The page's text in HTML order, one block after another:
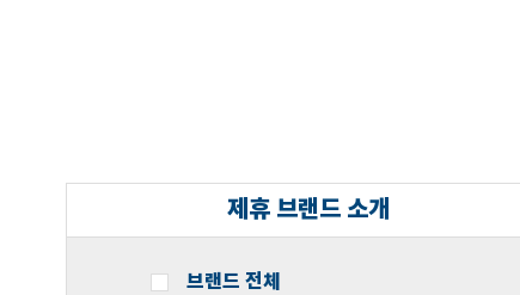
제휴 브랜드 소개
브랜드 전체